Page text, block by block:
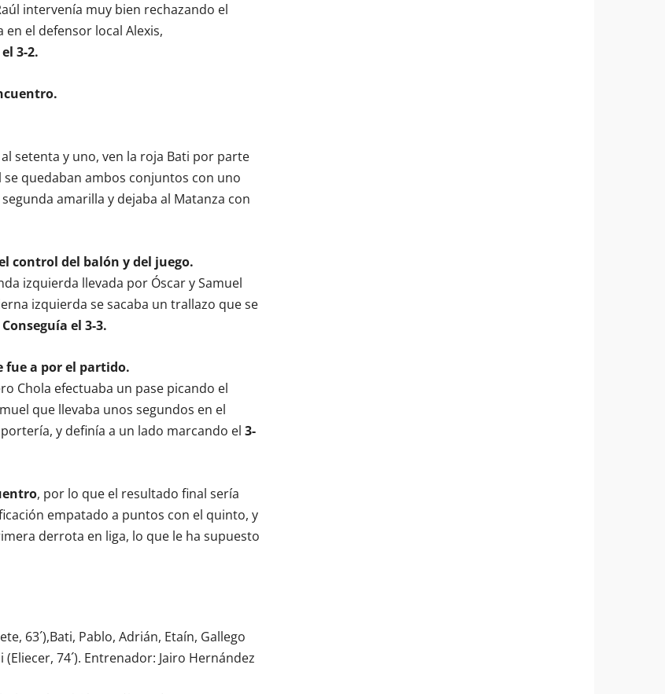
intervenía muy bien rechazando el
el defensor local Alexis,
3-2.
setenta y uno, ven la roja Bati por parte
se quedaban ambos conjuntos con uno
amarilla y dejaba al Matanza con
control del balón y del juego.
izquierda llevada por Óscar y Samuel
izquierda se sacaba un trallazo que se
Conseguía el 3-3.
fue a por el partido.
Chola efectuaba un pase picando el
que llevaba unos segundos en el
y definía a un lado marcando el 3-
, por lo que el resultado final sería
empatado a puntos con el quinto, y
derrota en liga, lo que le ha supuesto
63´),Bati, Pablo, Adrián, Etaín, Gallego
(Eliecer, 74´). Entrenador: Jairo Hernández